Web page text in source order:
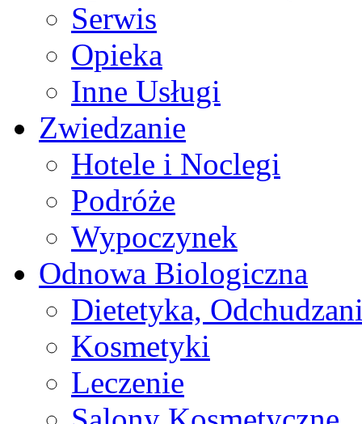
Serwis
Opieka
Inne Usługi
Zwiedzanie
Hotele i Noclegi
Podróże
Wypoczynek
Odnowa Biologiczna
Dietetyka,
Kosmetyki
Leczenie